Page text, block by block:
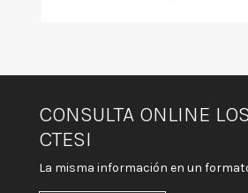
CONSULTA ONLINE
CTESI
La misma información en un